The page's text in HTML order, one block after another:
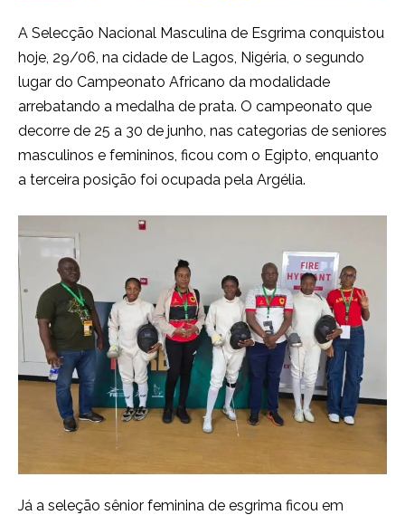
A Selecção Nacional Masculina de Esgrima conquistou
hoje, 29/06, na cidade de Lagos, Nigéria, o segundo
lugar do Campeonato Africano da modalidade
arrebatando a medalha de prata. O campeonato que
decorre de 25 a 30 de junho, nas categorias de seniores
masculinos e femininos, ficou com o Egipto, enquanto
a terceira posição foi ocupada pela Argélia.
Já a seleção sênior feminina de esgrima ficou em